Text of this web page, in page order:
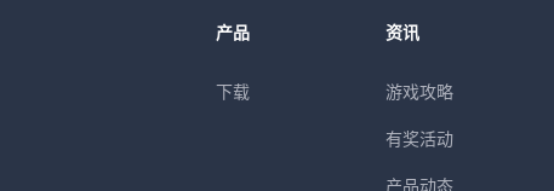
产品
下载
资讯
游戏攻略
有奖活动
产品动态